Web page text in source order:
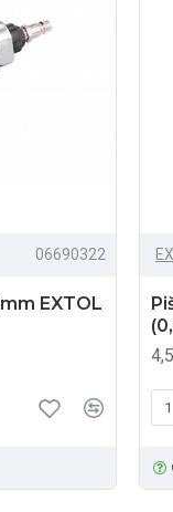
06690322
EXTOL